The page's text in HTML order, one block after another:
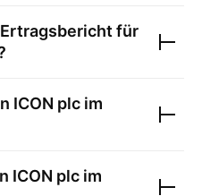
für
ICON plc im
ICON plc im